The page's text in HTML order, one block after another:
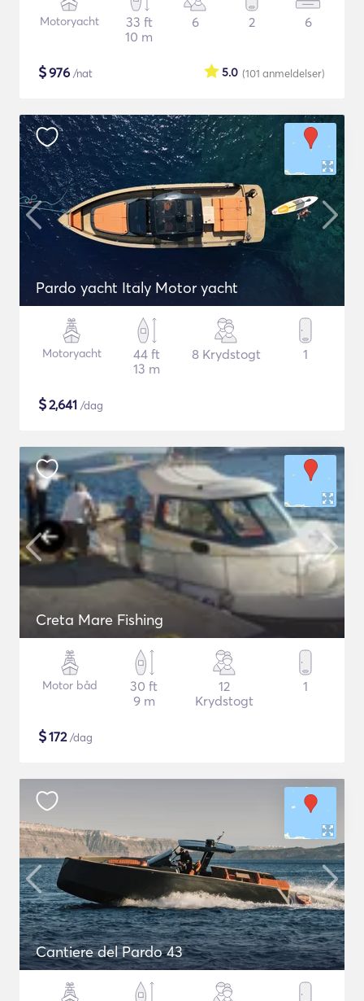
Motoryacht
33 ft
10 m
6 2 6
$976 /nat (101 anmeldelser)
5.0
Pardo yacht Italy Motor yacht
Motoryacht
44 ft
13 m
8 Krydstogt 1
$2,641 /dag
Creta Mare Fishing
Motor båd
30 ft
9 m
12
Krydstogt
1
$172/dag
Cantiere del Pardo 43